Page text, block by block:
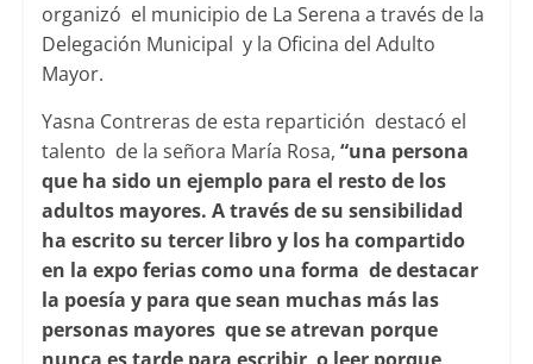
organizó el municipio de La Serena a través de la
Delegación Municipal y la Oficina del Adulto
Mayor.
Yasna Contreras de esta repartición destacó el
talento de la señora María Rosa, “una persona
que ha sido un ejemplo para el resto de los
adultos mayores. A través de su sensibilidad
ha escrito su tercer libro y los ha compartido
en la expo ferias como una forma de destacar
la poesía y para que sean muchas más las
personas mayores que se atrevan porque